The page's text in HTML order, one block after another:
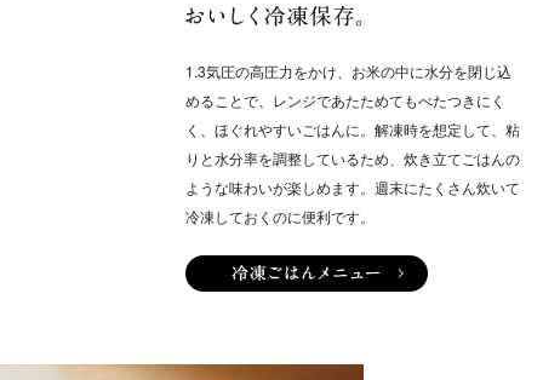
1.3気圧の高圧力をかけ、お米の中に水分を閉じ込
めることで、レンジであたためてもべたつきにく
く、ほぐれやすいごはんに。解凍時を想定して、粘
りと水分率を調整しているため、炊き立てごはんの
ような味わいが楽しめます。週末にたくさん炊いて
冷凍しておくのに便利です。